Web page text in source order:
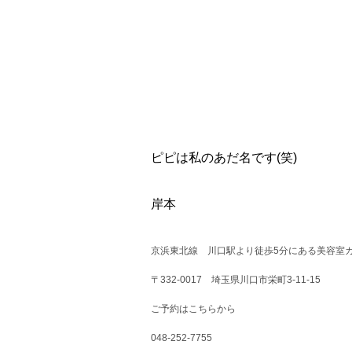
ピピは私のあだ名です(笑)
岸本
京浜東北線 川口駅より徒歩5分にある美容室
〒332-0017 埼玉県川口市栄町3-11-15
ご予約はこちらから
048-252-7755